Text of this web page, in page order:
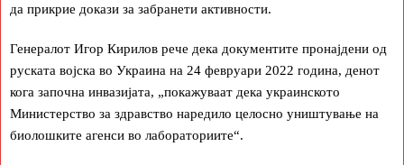
да прикрие докази за забранети активности.
Генералот Игор Кирилов рече дека документите пронајдени од
руската војска во Украина на 24 февруари 2022 година, денот
кога започна инвазијата, „покажуваат дека украинското
Министерство за здравство наредило целосно уништување на
биолошките агенси во лабораториите“.